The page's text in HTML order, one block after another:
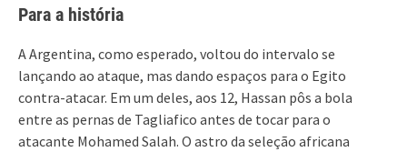
Para a história
A Argentina, como esperado, voltou do intervalo se
lançando ao ataque, mas dando espaços para o Egito
contra-atacar. Em um deles, aos 12, Hassan pôs a bola
entre as pernas de Tagliafico antes de tocar para o
atacante Mohamed Salah. O astro da seleção africana